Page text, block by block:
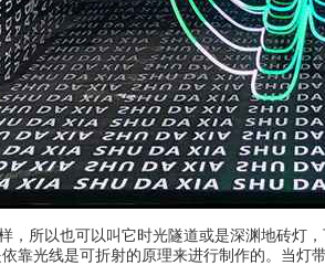
，所以也可以叫它时光隧道或是深渊地砖灯
靠光线是可折射的原理来进行制作的。当